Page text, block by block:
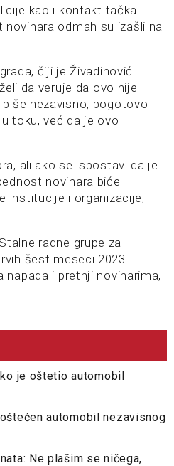
kao i kontakt tačka
novinara odmah su izašli na
čiji je Živadinović
da veruje da ovo nije
nezavisno, pogotovo
toku, već da je ovo
ali ako se ispostavi da je
novinara biće
institucije i organizacije,
radne grupe za
šest meseci 2023.
napada i pretnji novinarima,
je oštetio automobil
automobil nezavisnog
Ne plašim se ničega,